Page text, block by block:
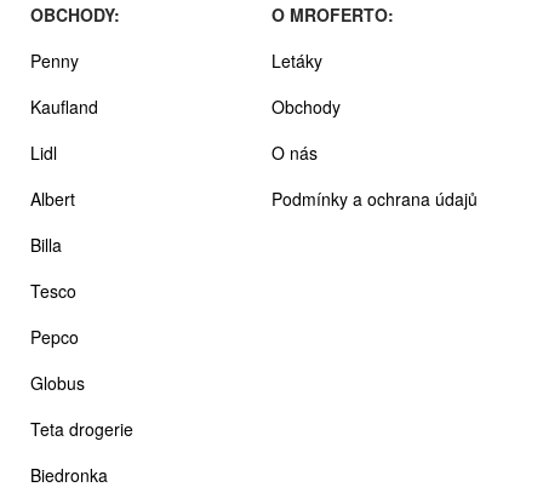
OBCHODY:
Penny
Kaufland
Lidl
Albert
Billa
Tesco
Pepco
Globus
Teta drogerie
Biedronka
O MROFERTO:
Letáky
Obchody
O nás
Podmínky a ochrana údajů